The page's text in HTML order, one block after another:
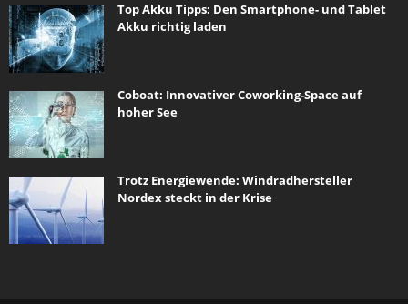
Top Akku Tipps: Den Smartphone- und Tablet
Akku richtig laden
Coboat: Innovativer Coworking-Space auf
hoher See
Trotz Energiewende: Windradhersteller
Nordex steckt in der Krise